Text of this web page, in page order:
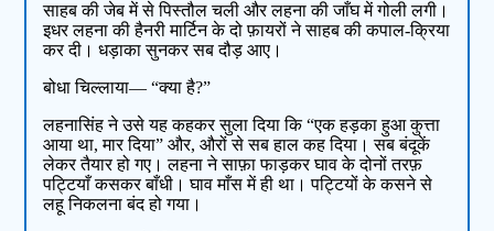
साहब की जेब में से पिस्तौल चली और लहना की जाँघ में गोली लगी।
इधर लहना की हैनरी मार्टिन के दो फ़ायरों ने साहब की कपाल-क्रिया
कर दी। धड़ाका सुनकर सब दौड़ आए।
बोधा चिल्लाया— “क्या है?”
लहनासिंह ने उसे यह कहकर सुला दिया कि “एक हड़का हुआ कुत्ता
आया था, मार दिया” और, औरों से सब हाल कह दिया। सब बंदूकें
लेकर तैयार हो गए। लहना ने साफ़ा फाड़कर घाव के दोनों तरफ़
पट्टियाँ कसकर बाँधी। घाव माँस में ही था। पट्टियों के कसने से
लहू निकलना बंद हो गया।